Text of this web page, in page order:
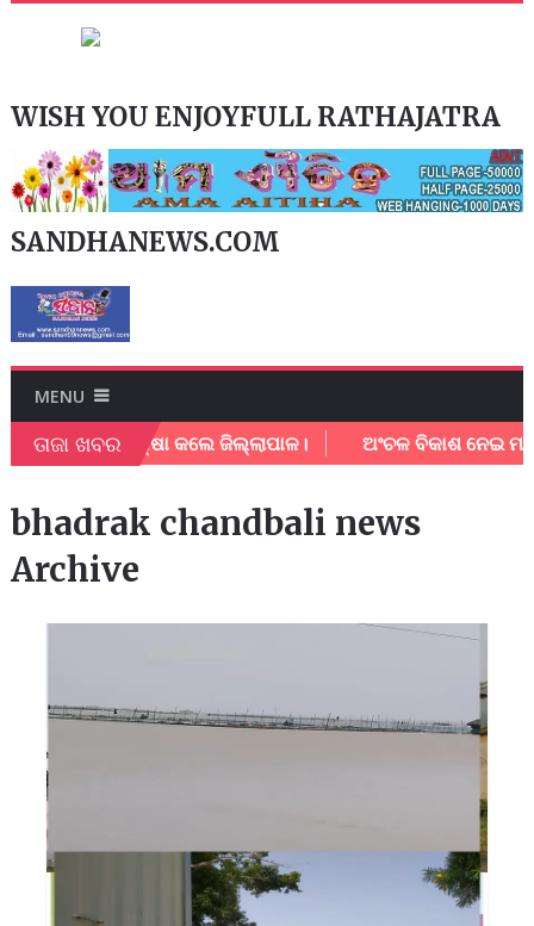
WISH YOU ENJOYFULL RATHAJATRA
SANDHANEWS.COM
MENU
ତାଜା ଖବର
ସମୀକ୍ଷା କଲେ ଜିଲ୍ଲାପାଳ। ଅଂଚଳ ବିକାଶ ନେଇ
bhadrak chandbali news
Archive